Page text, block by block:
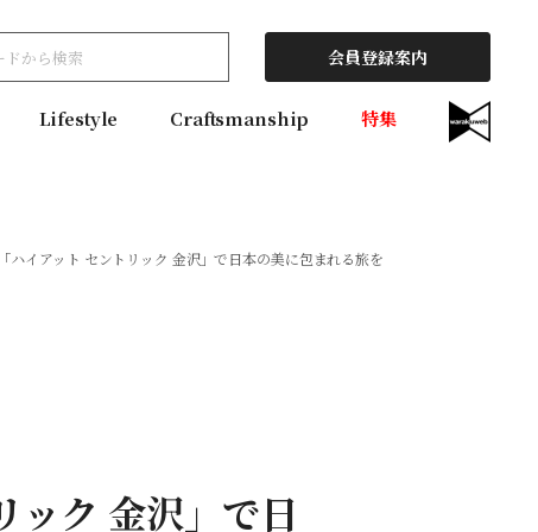
会員登録案内
Lifestyle Craftsmanship 特集
ハイアット セントリック 金沢」で日本の美に包まれる旅を
ック 金沢」で日